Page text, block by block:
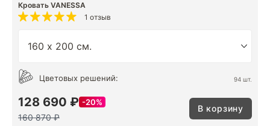
Кровать VANESSA
1 отзыв
Цветовых решений: 94 шт.
128 690 ₽ 20%
160 870 ₽
В корзину